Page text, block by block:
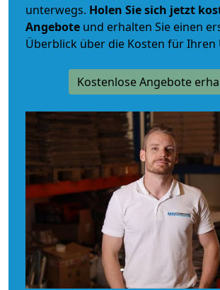
unterwegs. Holen Sie sich jetzt
Angebote und erhalten Sie einen
Überblick über die Kosten für Ihren
Kostenlose Angebote